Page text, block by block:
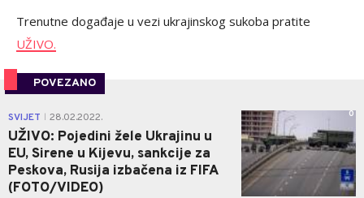
Trenutne događaje u vezi ukrajinskog sukoba pratite
UŽIVO.
POVEZANO
SVIJET 28.02.2022.
UŽIVO: Pojedini žele Ukrajinu u
EU, Sirene u Kijevu, sankcije za
Peskova, Rusija izbačena iz FIFA
(FOTO/VIDEO)
0